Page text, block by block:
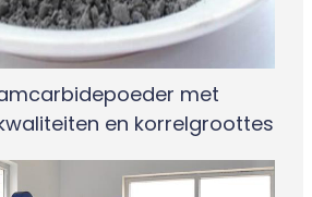
met
en korrelgroottes